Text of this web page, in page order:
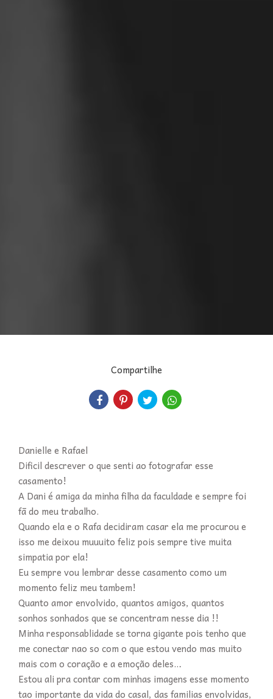
Compartilhe
Danielle e Rafael
Dificil descrever o que senti ao fotografar esse
casamento!
A Dani é amiga da minha filha da faculdade e sempre foi
fā do meu trabalho.
Quando ela e o Rafa decidiram casar ela me procurou e
isso me deixou muuuito feliz pois sempre tive muita
simpatia por ela!
Eu sempre vou lembrar desse casamento como um
momento feliz meu tambem!
Quanto amor envolvido, quantos amigos, quantos
sonhos sonhados que se concentram nesse dia !!
Minha responsablidade se torna gigante pois tenho que
me conectar nao so com o que estou vendo mas muito
mais com o coração e a emoção deles…
Estou ali pra contar com minhas imagens esse momento
tao importante da vida do casal, das familias envolvidas,